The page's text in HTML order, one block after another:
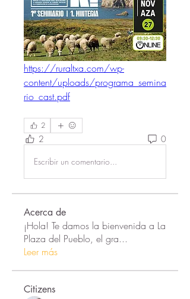
https://ruraltxa.com/wp-
content/uploads/programa_semina
rio_cast.pdf
2
2 0
Escribir un comentario...
Acerca de
¡Hola! Te damos la bienvenida a La
Plaza del Pueblo, el gra...
Leer más
Citizens